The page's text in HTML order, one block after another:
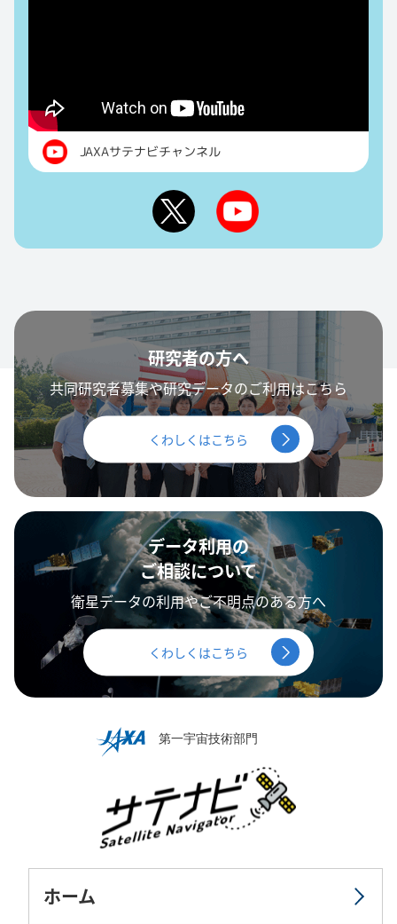
JAXAサテナビチャンネル
研究者の方へ
共同研究者募集や研究データのご利用はこちら
くわしくはこちら
データ利用の
ご相談について
衛星データの利用やご不明点のある方へ
くわしくはこちら
ホーム